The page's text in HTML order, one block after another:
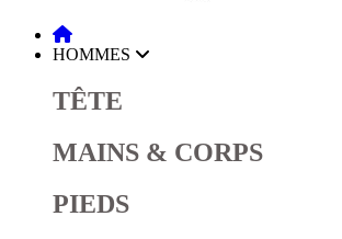
HOMMES
TÊTE
MAINS & CORPS
PIEDS